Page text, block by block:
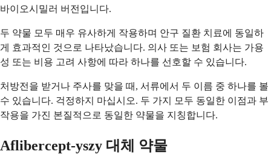
바이오시밀러 버전입니다.
두 약물 모두 매우 유사하게 작용하며 안구 질환 치료에 동일하
게 효과적인 것으로 나타났습니다. 의사 또는 보험 회사는 가용
성 또는 비용 고려 사항에 따라 하나를 선호할 수 있습니다.
처방전을 받거나 주사를 맞을 때, 서류에서 두 이름 중 하나를 볼
수 있습니다. 걱정하지 마십시오. 두 가지 모두 동일한 이점과 부
작용을 가진 본질적으로 동일한 약물을 지칭합니다.
Aflibercept-yszy 대체 약물